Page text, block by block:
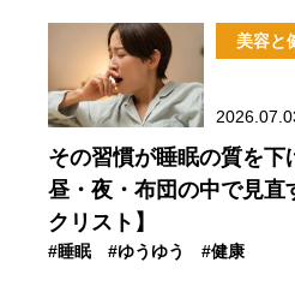
美容と
その習慣が睡眠の質を下
昼・夜・布団の中で見直
クリスト】
#睡眠 #ゆうゆう #健康